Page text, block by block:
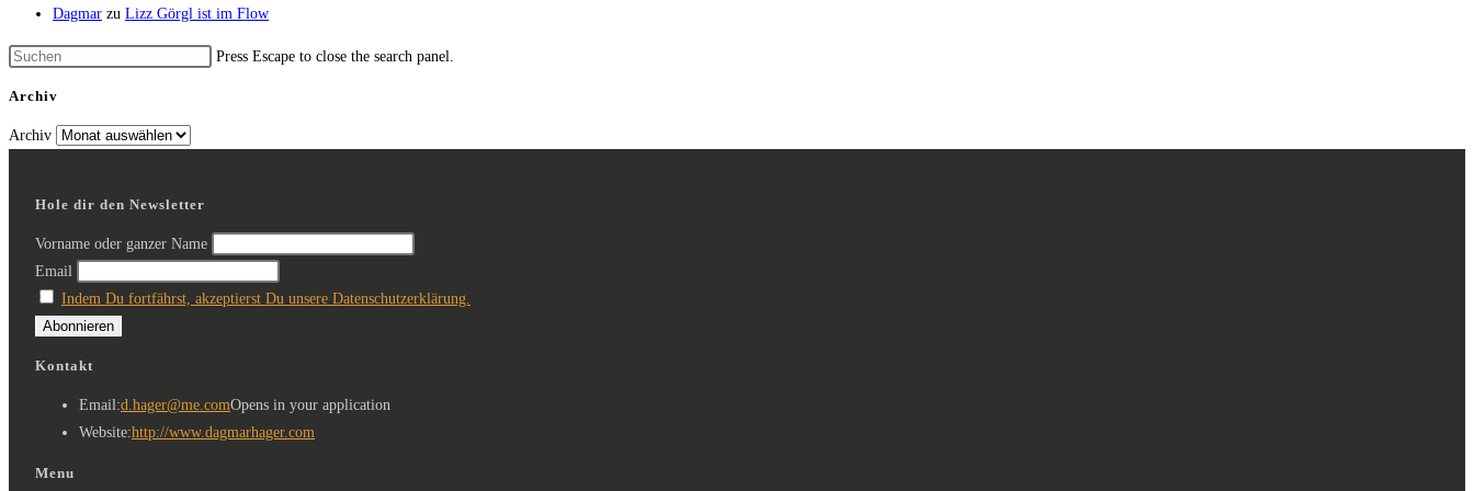
Dagmar zu Lizz Görgl ist im Flow
Press Escape to close the search panel.
Archiv
Archiv
Hole dir den Newsletter
Vorname oder ganzer Name
Email
Indem Du fortfährst, akzeptierst Du unsere Datenschutzerklärung.
Kontakt
Email:d.hager@me.comOpens in your application
Website:http://www.dagmarhager.com
Menu